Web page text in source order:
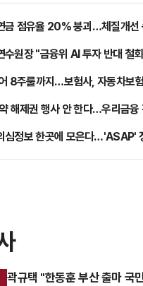
금 점유율 20% 붕괴…체질개선
수원장 "금융위 AI 투자 반대 철
8주룰까지…보험사, 자동차보
해제권 행사 안 한다…우리금융
심정보 한곳에 모은다…'ASAP'
곽규택 "한동훈 부산 출마 국